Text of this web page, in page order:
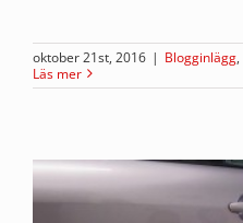
oktober 21st, 2016 | Blogginlägg,
Läs mer